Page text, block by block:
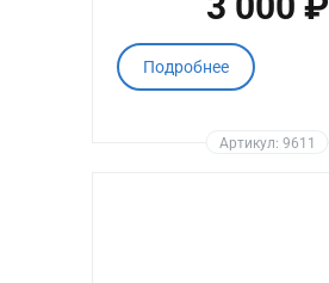
Подробнее
Артикул: 9611